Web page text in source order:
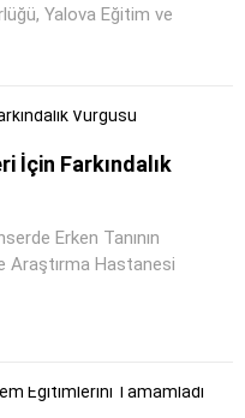
Yalova Eğitim ve
İçin Farkındalık
Erken Tanının
Araştırma Hastanesi